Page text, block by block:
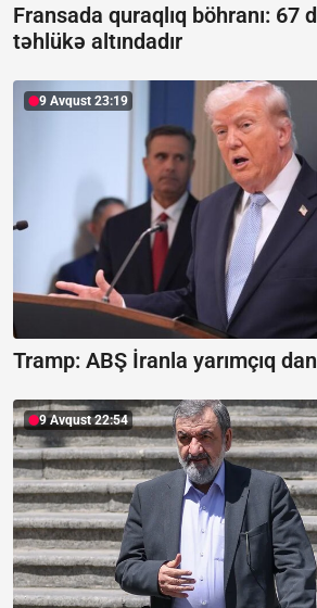
Fransada quraqlıq böhranı: 67
təhlükə altındadır
9 Avqust 23:19
Tramp: ABŞ İranla yarımçıq
9 Avqust 22:54